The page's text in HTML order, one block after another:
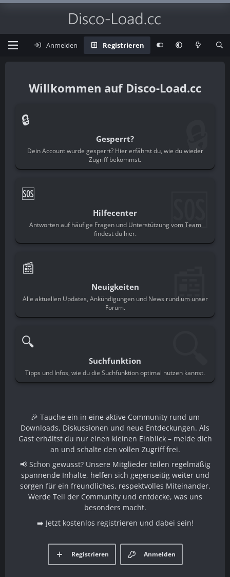
Anmelden Registrieren
Disco-Load.cc
🔒
Gesperrt?
Dein Account wurde gesperrt? Hier erfährst du, wie du wieder
Zugriff bekommst.
🔒
🆘
Hilfecenter
Antworten auf häufige Fragen und Unterstützung vom Team
findest du hier.
🆘
📰
Neuigkeiten
Alle aktuellen Updates, Ankündigungen und News rund um unser
Forum.
📰
🔍
Suchfunktion
Tipps und Infos, wie du die Suchfunktion optimal nutzen kannst.
🎉 Tauche ein in eine aktive Community rund um
Downloads, Diskussionen und neue Entdeckungen. Als
Gast erhältst du nur einen kleinen Einblick – melde dich
an und schalte den vollen Zugriff frei.
📢 Schon gewusst? Unsere Mitglieder teilen regelmäßig
spannende Inhalte, helfen sich gegenseitig weiter und
sorgen für ein freundliches, respektvolles Miteinander.
Werde Teil der Community und entdecke, was uns
besonders macht.
➡️ Jetzt kostenlos registrieren und dabei sein!
Anmelden
Registrieren